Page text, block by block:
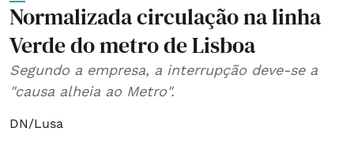
Normalizada circulação na linha
Verde do metro de Lisboa
Segundo a empresa, a interrupção deve-se a
"causa alheia ao Metro".
DN/Lusa